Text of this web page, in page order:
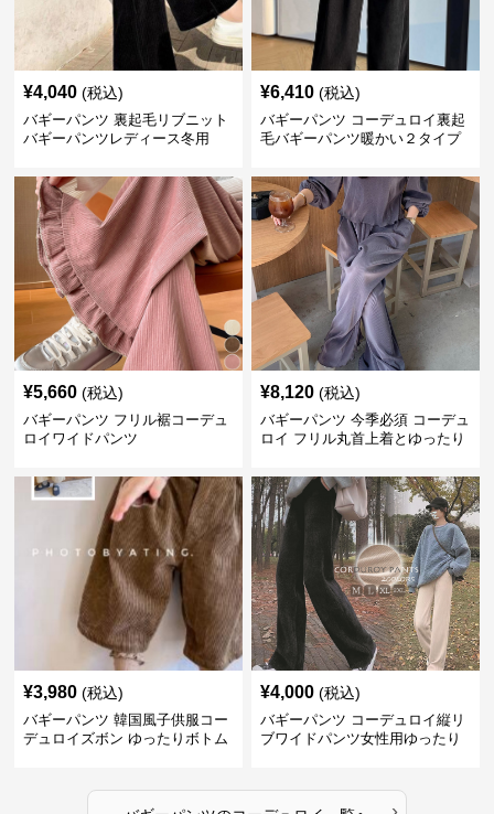
¥4,040 (税込)
バギーパンツ 裏起毛リブニット
バギーパンツレディース冬用
¥6,410 (税込)
バギーパンツ コーデュロイ裏起
毛バギーパンツ暖かい２タイプ
¥5,660 (税込)
バギーパンツ フリル裾コーデュ
ロイワイドパンツ
¥8,120 (税込)
バギーパンツ 今季必須 コーデュ
ロイ フリル丸首上着とゆったり
¥3,980 (税込)
バギーパンツ 韓国風子供服コー
デュロイズボン ゆったりボトム
¥4,000 (税込)
バギーパンツ コーデュロイ縦リ
ブワイドパンツ女性用ゆったり